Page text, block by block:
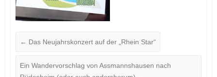
← Das Neujahrskonzert auf der „Rhein Star“
Ein Wandervorschlag von Assmannshausen nach